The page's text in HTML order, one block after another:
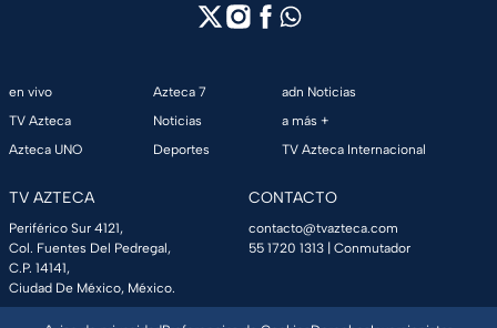
en vivo
TV Azteca
Azteca UNO
Azteca 7
Noticias
Deportes
adn Noticias
a más +
TV Azteca Internacional
TV AZTECA
Periférico Sur 4121,
Col. Fuentes Del Pedregal,
C.P. 14141,
Ciudad De México, México.
CONTACTO
contacto@tvazteca.com
55 1720 1313 | Conmutador